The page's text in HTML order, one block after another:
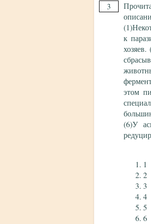
3
к
этом
(6)У
1
2
3
4
5
6